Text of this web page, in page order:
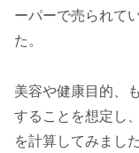
ーパーで売られて
た。
美容や健康目的、
することを想定し
を計算してみました